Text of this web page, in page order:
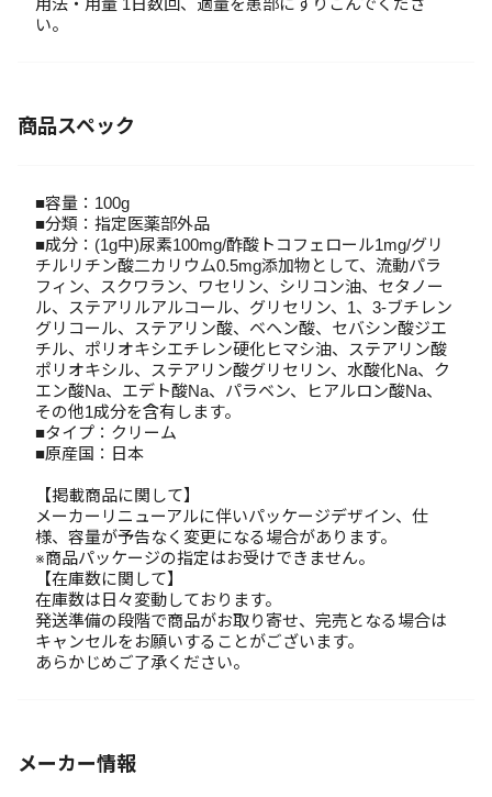
用法・用量 1日数回、適量を患部にすりこんでくださ
い。
商品スペック
■容量：100g
■分類：指定医薬部外品
■成分：(1g中)尿素100mg/酢酸トコフェロール1mg/グリ
チルリチン酸二カリウム0.5mg添加物として、流動パラ
フィン、スクワラン、ワセリン、シリコン油、セタノー
ル、ステアリルアルコール、グリセリン、1、3‐ブチレン
グリコール、ステアリン酸、ベヘン酸、セバシン酸ジエ
チル、ポリオキシエチレン硬化ヒマシ油、ステアリン酸
ポリオキシル、ステアリン酸グリセリン、水酸化Na、ク
エン酸Na、エデト酸Na、パラベン、ヒアルロン酸Na、
その他1成分を含有します。
■タイプ：クリーム
■原産国：日本
【掲載商品に関して】
メーカーリニューアルに伴いパッケージデザイン、仕
様、容量が予告なく変更になる場合があります。
※商品パッケージの指定はお受けできません。
【在庫数に関して】
在庫数は日々変動しております。
発送準備の段階で商品がお取り寄せ、完売となる場合は
キャンセルをお願いすることがございます。
あらかじめご了承ください。
メーカー情報